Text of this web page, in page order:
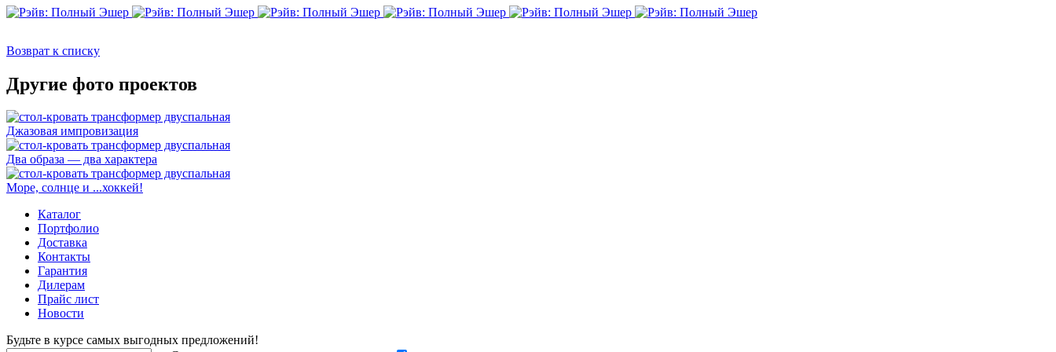
Возврат к списку
Другие фото проектов
Джазовая импровизация
Два образа — два характера
Море, солнце и ...хоккей!
Каталог
Портфолио
Доставка
Контакты
Гарантия
Дилерам
Прайс лист
Новости
Будьте в курсе самых выгодных предложений!